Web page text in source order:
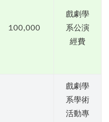
100,000
戲劇學
系公演
經費
戲劇學
系學術
活動專